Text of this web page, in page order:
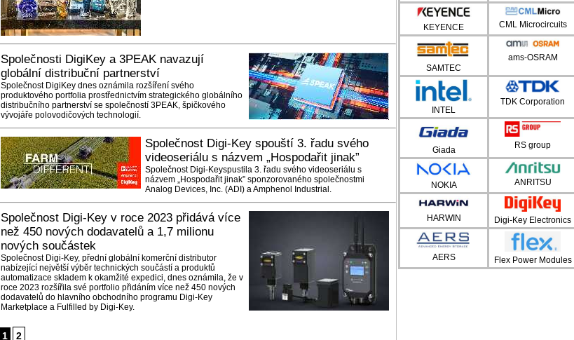
Společnosti DigiKey a 3PEAK navazují
globální distribuční partnerství
Společnost DigiKey dnes oznámila rozšíření svého
produktového portfolia prostřednictvím strategického globálního
distribučního partnerství se společností 3PEAK, špičkového
vývojáře polovodičových technologií.
Společnost Digi-Key spouští 3. řadu svého
videoseriálu s názvem „Hospodařit jinak”
Společnost Digi-Keyspustila 3. řadu svého videoseriálu s
názvem „Hospodařit jinak” sponzorovaného společnostmi
Analog Devices, Inc. (ADI) a Amphenol Industrial.
Společnost Digi-Key v roce 2023 přidává více
než 450 nových dodavatelů a 1,7 milionu
nových součástek
Společnost Digi-Key, přední globální komerční distributor
nabízející největší výběr technických součástí a produktů
automatizace skladem k okamžité expedici, dnes oznámila, že v
roce 2023 rozšířila své portfolio přidáním více než 450 nových
dodavatelů do hlavního obchodního programu Digi-Key
Marketplace a Fulfilled by Digi-Key.
1 2
KEYENCE CML Microcircuits
SAMTEC
ams-OSRAM
INTEL
TDK Corporation
Giada
RS group
NOKIA ANRITSU
HARWIN Digi-Key Electronics
AERS Flex Power Modules